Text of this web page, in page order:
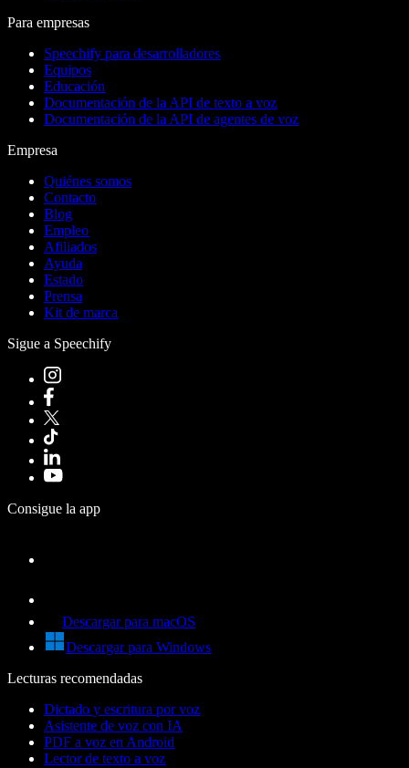
Para empresas
Speechify para desarrolladores
Equipos
Educación
Documentación de la API de texto a voz
Documentación de la API de agentes de voz
Empresa
Quiénes somos
Contacto
Blog
Empleo
Afiliados
Ayuda
Estado
Prensa
Kit de marca
Sigue a Speechify
Consigue la app
Descargar para macOS
Descargar para Windows
Lecturas recomendadas
Dictado y escritura por voz
Asistente de voz con IA
PDF a voz en Android
Lector de texto a voz